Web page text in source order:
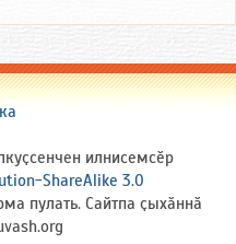
илнисемсӗр
ShareAlike 3.0
пулать. Сайтпа ҫыхӑннӑ